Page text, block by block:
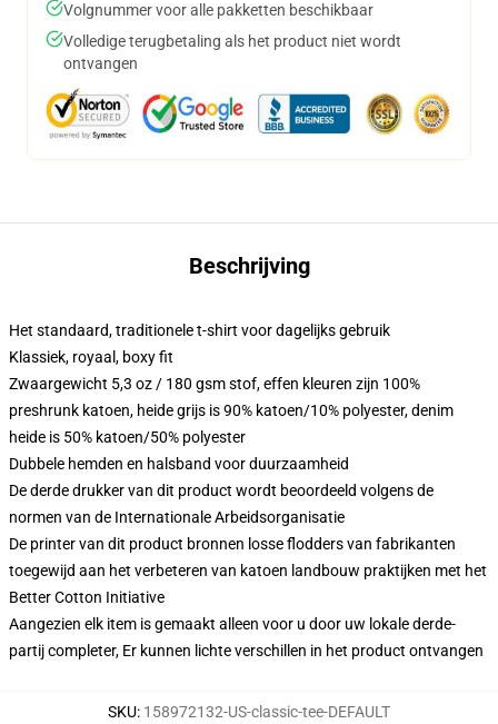
Volgnummer voor alle pakketten beschikbaar
Volledige terugbetaling als het product niet wordt
ontvangen
Beschrijving
Het standaard, traditionele t-shirt voor dagelijks gebruik
Klassiek, royaal, boxy fit
Zwaargewicht 5,3 oz / 180 gsm stof, effen kleuren zijn 100%
preshrunk katoen, heide grijs is 90% katoen/10% polyester, denim
heide is 50% katoen/50% polyester
Dubbele hemden en halsband voor duurzaamheid
De derde drukker van dit product wordt beoordeeld volgens de
normen van de Internationale Arbeidsorganisatie
De printer van dit product bronnen losse flodders van fabrikanten
toegewijd aan het verbeteren van katoen landbouw praktijken met het
Better Cotton Initiative
Aangezien elk item is gemaakt alleen voor u door uw lokale derde-
partij completer, Er kunnen lichte verschillen in het product ontvangen
SKU: 158972132-US-classic-tee-DEFAULT